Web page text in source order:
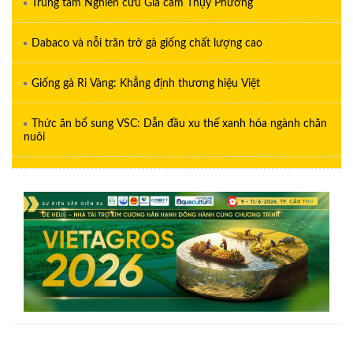
Trung tâm Nghiên cứu Gia cầm Thụy Phương
Dabaco và nỗi trăn trở gà giống chất lượng cao
Giống gà Ri Vàng: Khẳng định thương hiệu Việt
Thức ăn bổ sung VSC: Dẫn đầu xu thế xanh hóa ngành chăn
nuôi